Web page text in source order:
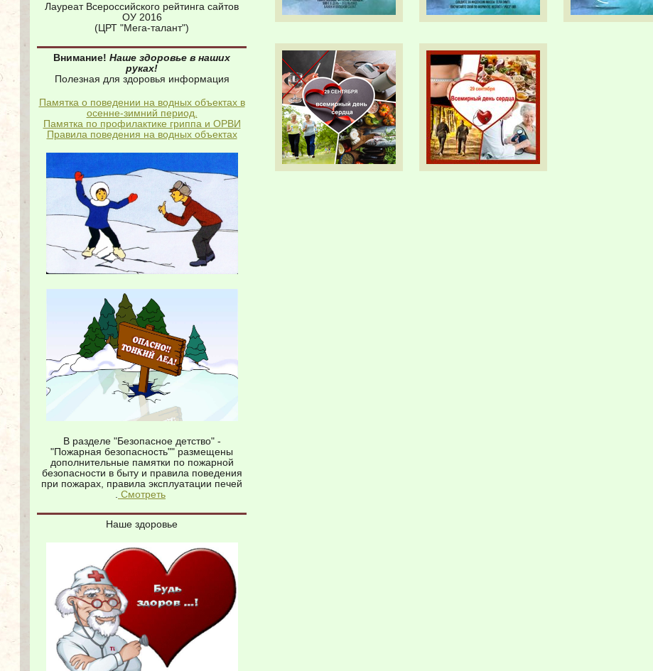
Лауреат Всероссийского рейтинга сайтов
ОУ 2016
(ЦРТ "Мега-талант")
Внимание! Наше здоровье в наших
руках!
Полезная для здоровья информация
Памятка о поведении на водных объектах в
осенне-зимний период.
Памятка по профилактике гриппа и ОРВИ
Правила поведения на водных объектах
В разделе "Безопасное детство" -
"Пожарная безопасность"" размещены
дополнительные памятки по пожарной
безопасности в быту и правила поведения
при пожарах, правила эксплуатации печей
Смотреть
Наше здоровье